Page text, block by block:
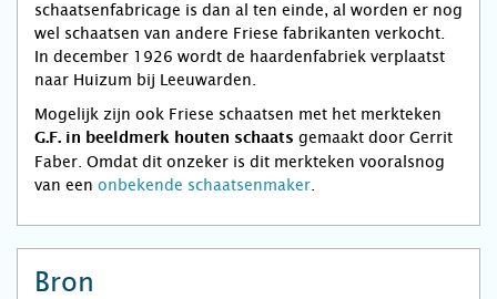
schaatsenfabricage is dan al ten einde, al worden er nog
wel schaatsen van andere Friese fabrikanten verkocht.
In december 1926 wordt de haardenfabriek verplaatst
naar Huizum bij Leeuwarden.
Mogelijk zijn ook Friese schaatsen met het merkteken
G.F. in beeldmerk houten schaats gemaakt door Gerrit
Faber. Omdat dit onzeker is dit merkteken vooralsnog
van een onbekende schaatsenmaker
Bron